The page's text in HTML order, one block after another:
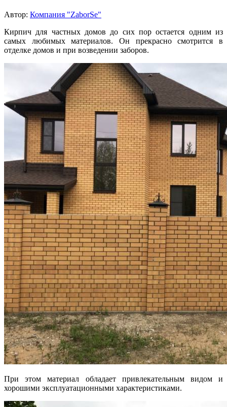
Автор: Компания "ZaborSe"
Кирпич для частных домов до сих пор остается одним из
самых любимых материалов. Он прекрасно смотрится в
отделке домов и при возведении заборов.
При этом материал обладает привлекательным видом и
хорошими эксплуатационными характеристиками.